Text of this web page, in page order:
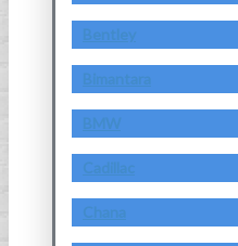
Bentley
Bimantara
BMW
Cadillac
Chana